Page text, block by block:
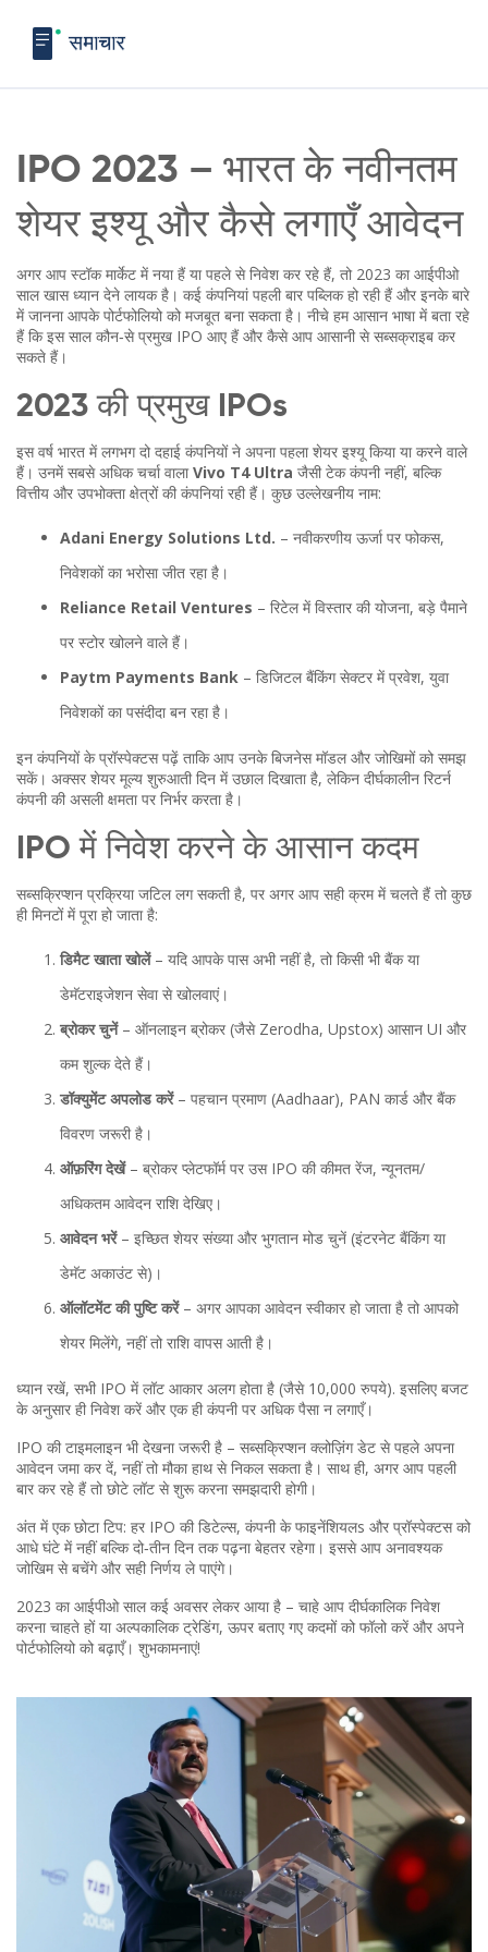
IPO 2023 – भारत के नवीनतम
शेयर इश्यू और कैसे लगाएँ आवेदन
अगर आप स्टॉक मार्केट में नया हैं या पहले से निवेश कर रहे हैं, तो 2023 का आईपीओ
साल खास ध्यान देने लायक है। कई कंपनियां पहली बार पब्लिक हो रही हैं और इनके बारे
में जानना आपके पोर्टफोलियो को मजबूत बना सकता है। नीचे हम आसान भाषा में बता रहे
हैं कि इस साल कौन‑से प्रमुख IPO आए हैं और कैसे आप आसानी से सब्सक्राइब कर
सकते हैं।
2023 की प्रमुख IPOs
इस वर्ष भारत में लगभग दो दहाई कंपनियों ने अपना पहला शेयर इश्यू किया या करने वाले
हैं। उनमें सबसे अधिक चर्चा वालाVivo T4 Ultra जैसी टेक कंपनी नहीं, बल्कि
वित्तीय और उपभोक्ता क्षेत्रों की कंपनियां रही हैं। कुछ उल्लेखनीय नाम:
Adani Energy Solutions Ltd. – नवीकरणीय ऊर्जा पर फोकस,
निवेशकों का भरोसा जीत रहा है।
Reliance Retail Ventures – रिटेल में विस्तार की योजना, बड़े पैमाने
पर स्टोर खोलने वाले हैं।
Paytm Payments Bank – डिजिटल बैंकिंग सेक्टर में प्रवेश, युवा
निवेशकों का पसंदीदा बन रहा है।
इन कंपनियों के प्रॉस्पेक्टस पढ़ें ताकि आप उनके बिजनेस मॉडल और जोखिमों को समझ
सकें। अक्सर शेयर मूल्य शुरुआती दिन में उछाल दिखाता है, लेकिन दीर्घकालीन रिटर्न
कंपनी की असली क्षमता पर निर्भर करता है।
IPO में निवेश करने के आसान कदम
सब्सक्रिप्शन प्रक्रिया जटिल लग सकती है, पर अगर आप सही क्रम में चलते हैं तो कुछ
ही मिनटों में पूरा हो जाता है:
डिमैट खाता खोलें– यदि आपके पास अभी नहीं है, तो किसी भी बैंक या
डेमॅटराइजेशन सेवा से खोलवाएं।
ब्रोकर चुनें– ऑनलाइन ब्रोकर (जैसे Zerodha, Upstox) आसान UI और
कम शुल्क देते हैं।
डॉक्युमेंट अपलोड करें– पहचान प्रमाण (Aadhaar), PAN कार्ड और बैंक
विवरण जरूरी है।
ऑफ़रिंग देखें– ब्रोकर प्लेटफॉर्म पर उस IPO की कीमत रेंज, न्यूनतम/
अधिकतम आवेदन राशि देखिए।
आवेदन भरें– इच्छित शेयर संख्या और भुगतान मोड चुनें (इंटरनेट बैंकिंग या
डेमॅट अकाउंट से)।
ऑलॉटमेंट की पुष्टि करें– अगर आपका आवेदन स्वीकार हो जाता है तो आपको
शेयर मिलेंगे, नहीं तो राशि वापस आती है।
ध्यान रखें, सभी IPO में लॉट आकार अलग होता है (जैसे 10,000 रुपये). इसलिए बजट
के अनुसार ही निवेश करें और एक ही कंपनी पर अधिक पैसा न लगाएँ।
IPO की टाइमलाइन भी देखना जरूरी है – सब्सक्रिप्शन क्लोज़िंग डेट से पहले अपना
आवेदन जमा कर दें, नहीं तो मौका हाथ से निकल सकता है। साथ ही, अगर आप पहली
बार कर रहे हैं तो छोटे लॉट से शुरू करना समझदारी होगी।
अंत में एक छोटा टिप: हर IPO की डिटेल्स, कंपनी के फाइनेंशियलs और प्रॉस्पेक्टस को
आधे घंटे में नहीं बल्कि दो‑तीन दिन तक पढ़ना बेहतर रहेगा। इससे आप अनावश्यक
जोखिम से बचेंगे और सही निर्णय ले पाएंगे।
2023 का आईपीओ साल कई अवसर लेकर आया है – चाहे आप दीर्घकालिक निवेश
करना चाहते हों या अल्पकालिक ट्रेडिंग, ऊपर बताए गए कदमों को फॉलो करें और अपने
पोर्टफोलियो को बढ़ाएँ। शुभकामनाएं!